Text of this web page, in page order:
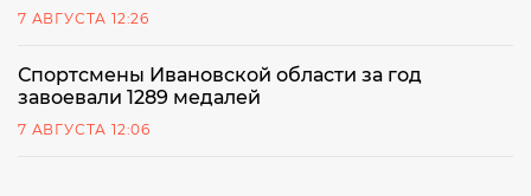
7 АВГУСТА 12:26
Спортсмены Ивановской области за год
завоевали 1289 медалей
7 АВГУСТА 12:06